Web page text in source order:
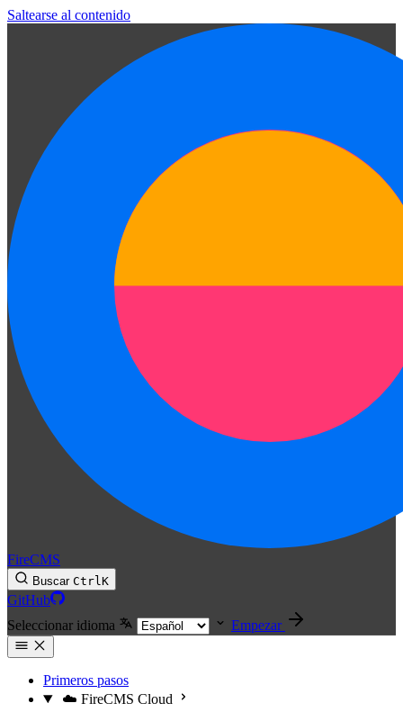
Saltearse al contenido
FireCMS
Buscar CtrlK
GitHub
Seleccionar idioma
Empezar
Primeros pasos
☁️ FireCMS Cloud